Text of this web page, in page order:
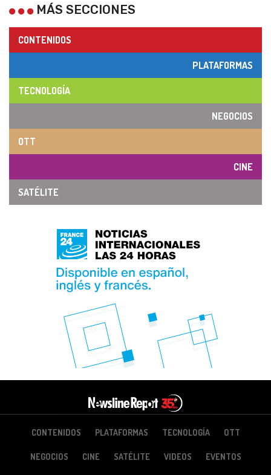
MÁS SECCIONES
CONTENIDOS
PLATAFORMAS
TECNOLOGÍA
NEGOCIOS
OTT
CINE
SATÉLITE
CONTENIDOS PLATAFORMAS TECNOLOGÍA OTT
NEGOCIOS CINE SATÉLITE VIDEOS EVENTOS